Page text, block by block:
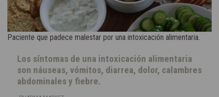
Paciente que padece malestar por una intoxicación alimentaria.
Los síntomas de una intoxicación alimentaria
son náuseas, vómitos, diarrea, dolor, calambres
abdominales y fiebre.